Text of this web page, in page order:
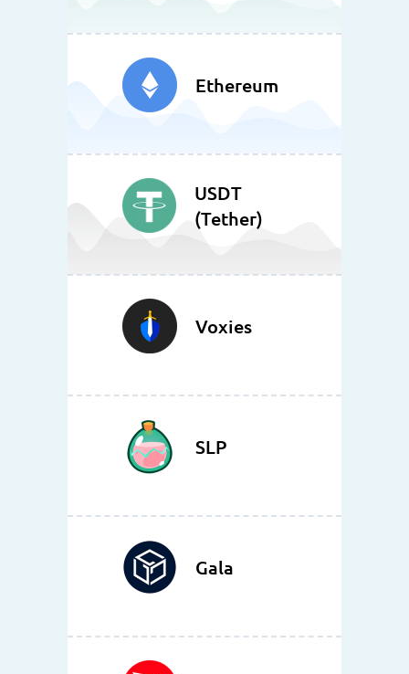
Ethereum
USDT
(Tether)
Voxies
SLP
Gala